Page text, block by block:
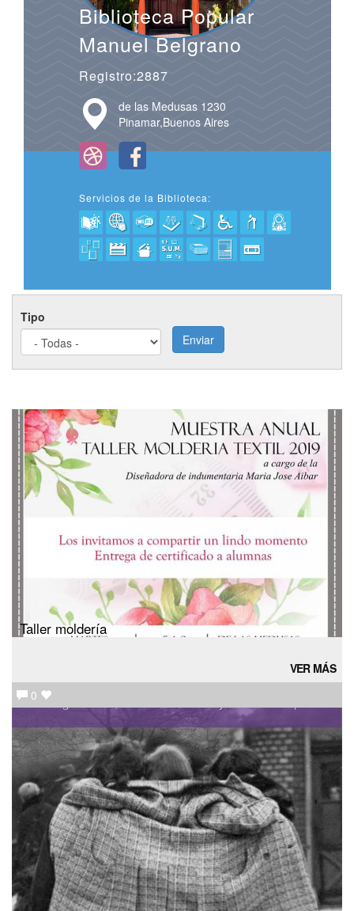
Biblioteca Popular
Manuel Belgrano
Registro:2887
de las Medusas 1230
Pinamar,Buenos Aires
Servicios de la Biblioteca:
Tipo
Enviar
Taller moldería
VER MÁS
0